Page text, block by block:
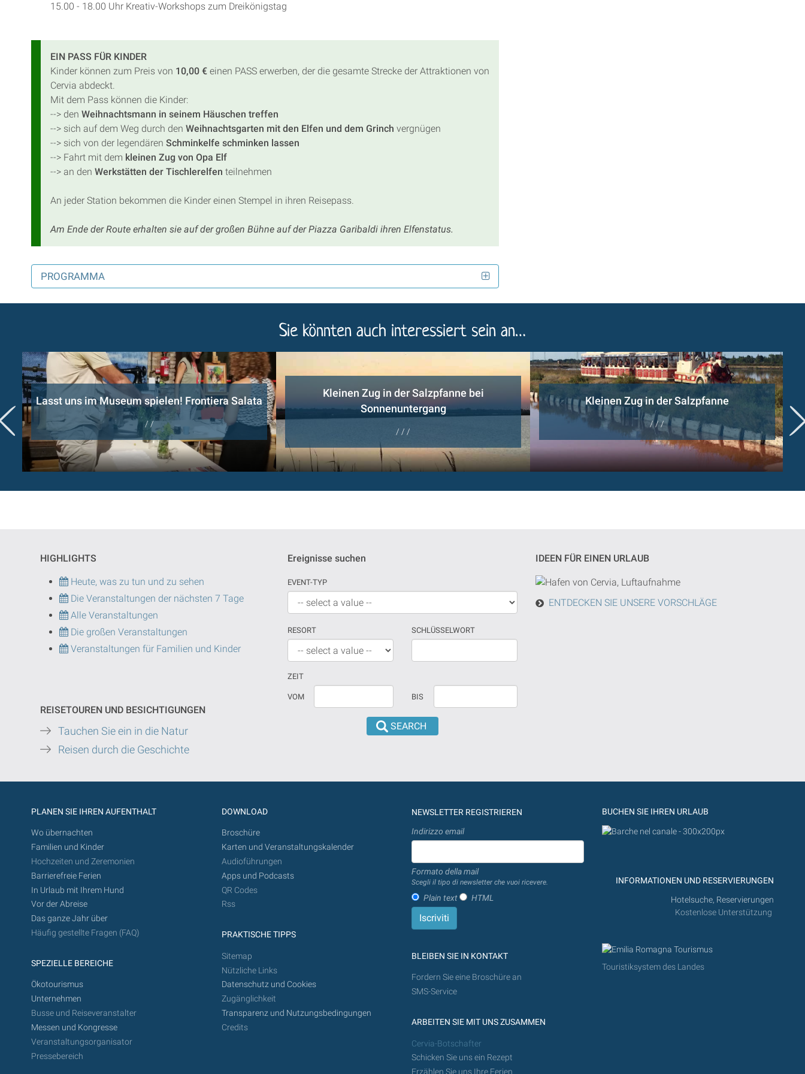
15.00 - 18.00 Uhr Kreativ-Workshops zum Dreikönigstag
EIN PASS FÜR KINDER
Kinder können zum Preis von 10,00 € einen PASS erwerben, der die gesamte Strecke der Attraktionen von
Cervia abdeckt.
Mit dem Pass können die Kinder:
--> den Weihnachtsmann in seinem Häuschen treffen
--> sich auf dem Weg durch den Weihnachtsgarten mit den Elfen und dem Grinch vergnügen
--> sich von der legendären Schminkelfe schminken lassen
--> Fahrt mit dem kleinen Zug von Opa Elf
--> an den Werkstätten der Tischlerelfen teilnehmen
An jeder Station bekommen die Kinder einen Stempel in ihren Reisepass.
Am Ende der Route erhalten sie auf der großen Bühne auf der Piazza Garibaldi ihren Elfenstatus.
PROGRAMMA
Sie könnten auch interessiert sein an…
Lasst uns im Museum spielen! Frontiera Salata
/ /
Kleinen Zug in der Salzpfanne bei
Sonnenuntergang
/ / /
Kleinen Zug in der Salzpfanne
/ / /
HIGHLIGHTS
Heute, was zu tun und zu sehen
Die Veranstaltungen der nächsten 7 Tage
Alle Veranstaltungen
Die großen Veranstaltungen
Veranstaltungen für Familien und Kinder
REISETOUREN UND BESICHTIGUNGEN
Tauchen Sie ein in die Natur
Reisen durch die Geschichte
Ereignisse suchen
EVENT-TYP
RESORT SCHLÜSSELWORT
ZEIT
Wenn
der
getan
Datum
VOM BIS
IDEEN FÜR EINEN URLAUB
ENTDECKEN SIE UNSERE VORSCHLÄGE
PLANEN SIE IHREN AUFENTHALT
Wo übernachten
Familien und Kinder
Hochzeiten und Zeremonien
Barrierefreie Ferien
In Urlaub mit Ihrem Hund
Vor der Abreise
Das ganze Jahr über
Häufig gestellte Fragen (FAQ)
SPEZIELLE BEREICHE
Ökotourismus
Unternehmen
Busse und Reiseveranstalter
Messen und Kongresse
Veranstaltungsorganisator
Pressebereich
DOWNLOAD
Broschüre
Karten und Veranstaltungskalender
Audioführungen
Apps und Podcasts
QR Codes
Rss
PRAKTISCHE TIPPS
Sitemap
Nützliche Links
Datenschutz und Cookies
Zugänglichkeit
Transparenz und Nutzungsbedingungen
Credits
NEWSLETTER REGISTRIEREN
Indirizzo email
Formato della mail
Scegli il tipo di newsletter che vuoi ricevere.
Plain text HTML
BLEIBEN SIE IN KONTAKT
Fordern Sie eine Broschüre an
SMS-Service
ARBEITEN SIE MIT UNS ZUSAMMEN
Cervia-Botschafter
Schicken Sie uns ein Rezept
BUCHEN SIE IHREN URLAUB
INFORMATIONEN UND RESERVIERUNGEN
Hotelsuche, Reservierungen
Kostenlose Unterstützung
Touristiksystem des Landes